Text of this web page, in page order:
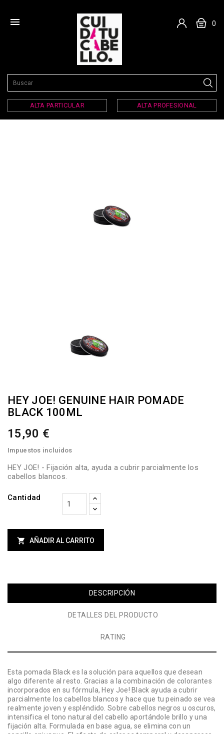
 0
ALTA PARTICULAR ALTA PROFESIONAL
HEY JOE! GENUINE HAIR POMADE
BLACK 100ML
15,90 €
Impuestos incluidos
HEY JOE! - Fijación alta, ayuda a cubrir parcialmente los
cabellos blancos.
Cantidad
 AÑADIR AL CARRITO
DESCRIPCIÓN
DETALLES DEL PRODUCTO
RATING
Esta pomada Black es la solución para aquellos que desean
algo diferente al resto. Gracias a la combinación de colorantes
incorporados en su fórmula, Hey Joe! Black ayuda a cubrir
parcialmente los cabellos blancos y hace que tu peinado se vea
realmente joven y espléndido. Sobre cabellos negros u oscuros,
intensifica el tono natural del cabello aportándole brillo y una
fijación alta. Formulada en base agua, se elimina con un